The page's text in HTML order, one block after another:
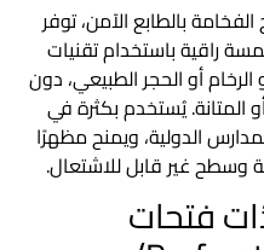
بالطابع الآمن، توفر
راقية باستخدام تقنيات
أو الحجر الطبيعي، دون
المتانة. يُستخدم بكثرة في
الدولية، ويمنح مظهرًا
وسطح غير قابل للاشتعال.
فتحات